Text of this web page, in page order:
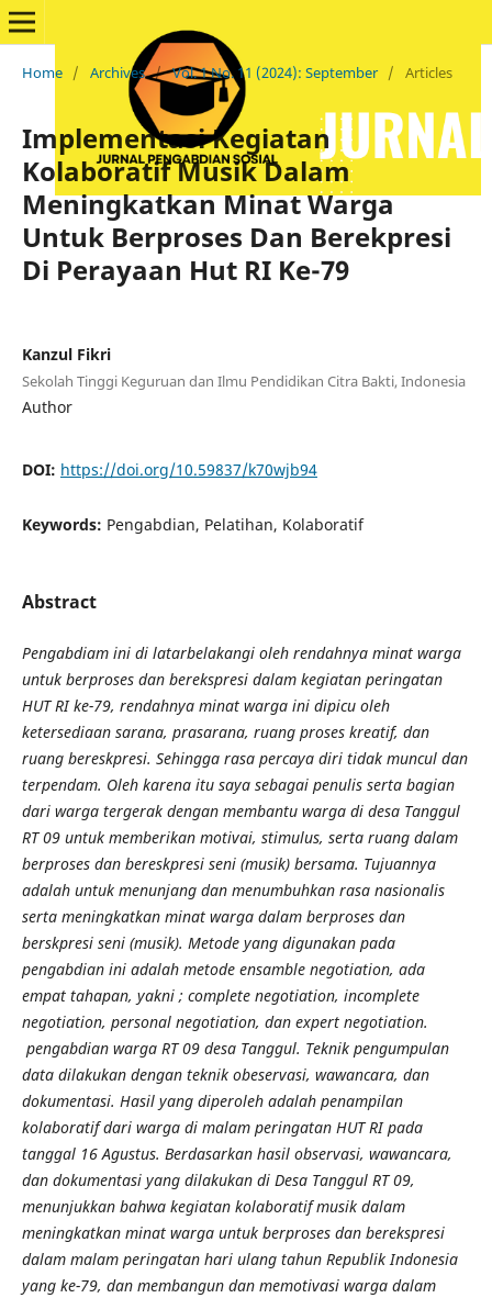
Home / Archives / Vol. 1 No. 11 (2024): September / Articles
Implementasi Kegiatan
Kolaboratif Musik Dalam
Meningkatkan Minat Warga
Untuk Berproses Dan Berekpresi
Di Perayaan Hut RI Ke-79
Kanzul Fikri
Sekolah Tinggi Keguruan dan Ilmu Pendidikan Citra Bakti, Indonesia
Author
DOI: https://doi.org/10.59837/k70wjb94
Keywords: Pengabdian, Pelatihan, Kolaboratif
Abstract
Pengabdiam ini di latarbelakangi oleh rendahnya minat warga
untuk berproses dan berekspresi dalam kegiatan peringatan
HUT RI ke-79, rendahnya minat warga ini dipicu oleh
ketersediaan sarana, prasarana, ruang proses kreatif, dan
ruang bereskpresi. Sehingga rasa percaya diri tidak muncul dan
terpendam. Oleh karena itu saya sebagai penulis serta bagian
dari warga tergerak dengan membantu warga di desa Tanggul
RT 09 untuk memberikan motivai, stimulus, serta ruang dalam
berproses dan bereskpresi seni (musik) bersama. Tujuannya
adalah untuk menunjang dan menumbuhkan rasa nasionalis
serta meningkatkan minat warga dalam berproses dan
berskpresi seni (musik). Metode yang digunakan pada
pengabdian ini adalah metode ensamble negotiation, ada
empat tahapan, yakni ; complete negotiation, incomplete
negotiation, personal negotiation, dan expert negotiation.
pengabdian warga RT 09 desa Tanggul. Teknik pengumpulan
data dilakukan dengan teknik obeservasi, wawancara, dan
dokumentasi. Hasil yang diperoleh adalah penampilan
kolaboratif dari warga di malam peringatan HUT RI pada
tanggal 16 Agustus. Berdasarkan hasil observasi, wawancara,
dan dokumentasi yang dilakukan di Desa Tanggul RT 09,
menunjukkan bahwa kegiatan kolaboratif musik dalam
meningkatkan minat warga untuk berproses dan berekspresi
dalam malam peringatan hari ulang tahun Republik Indonesia
yang ke-79, dan membangun dan memotivasi warga dalam